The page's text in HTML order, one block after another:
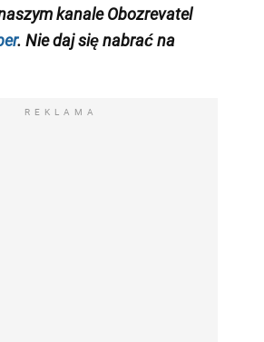
kanale Obozrevatel
. Nie daj się nabrać na
REKLAMA